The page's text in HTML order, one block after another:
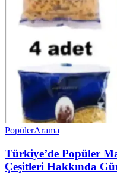
PopülerArama
Türkiye’de Popüler
Çeşitleri Hakkında